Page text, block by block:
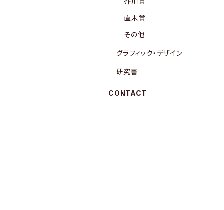
直木賞
その他
グラフィック・デザイン
研究書
CONTACT